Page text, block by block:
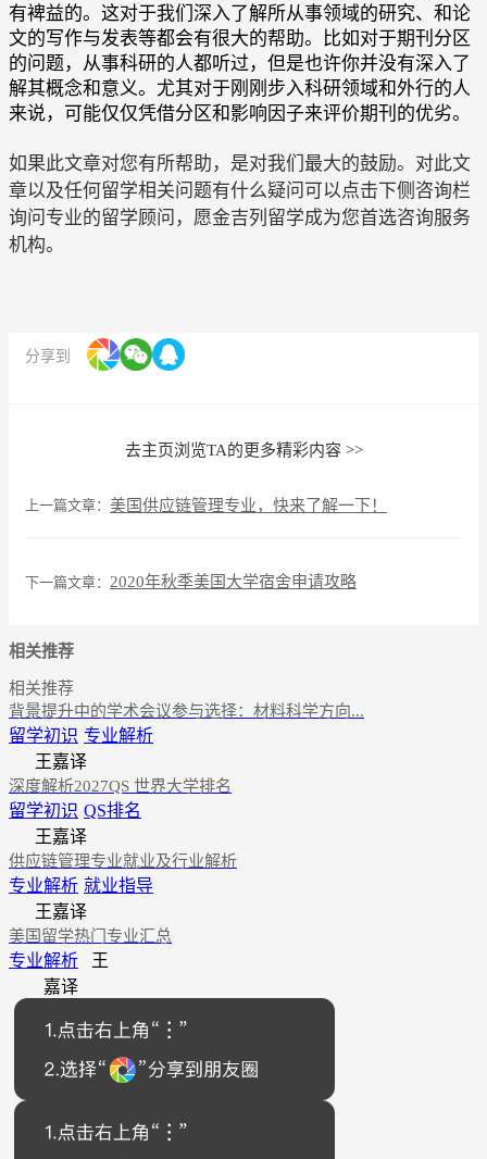
有裨益的。这对于我们深入了解所从事领域的研究、和论
文的写作与发表等都会有很大的帮助。比如对于期刊分区
的问题，从事科研的人都听过，但是也许你并没有深入了
解其概念和意义。尤其对于刚刚步入科研领域和外行的人
来说，可能仅仅凭借分区和影响因子来评价期刊的优劣。
如果此文章对您有所帮助，是对我们最大的鼓励。对此文
章以及任何留学相关问题有什么疑问可以点击下侧咨询栏
询问专业的留学顾问，愿金吉列留学成为您首选咨询服务
机构。
分享到
去主页浏览TA的更多精彩内容 >>
上一篇文章： 美国供应链管理专业，快来了解一下！
下一篇文章： 2020年秋季美国大学宿舍申请攻略
相关推荐
相关推荐
背景提升中的学术会议参与选择：材料科学方向...
留学初识 专业解析
王嘉译
深度解析2027QS 世界大学排名
留学初识 QS排名
王嘉译
供应链管理专业就业及行业解析
专业解析 就业指导
王嘉译
美国留学热门专业汇总
专业解析
王
嘉译